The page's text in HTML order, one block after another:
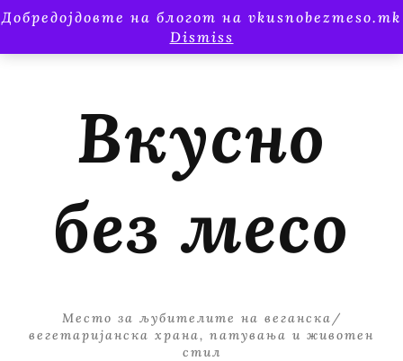
Добредојдовте на блогот на vkusnobezmeso.mk
Dismiss
Вкусно
без месо
Место за љубителите на веганска/
вегетаријанска храна, патувања и животен
стил